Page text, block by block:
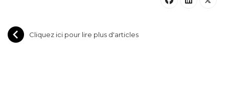
Cliquez ici pour lire plus d'articles